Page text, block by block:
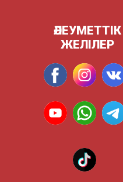
ӘЛЕУМЕТТІК
ЖЕЛІЛЕР